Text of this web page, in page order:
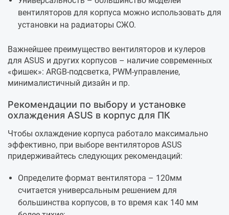
вентиляторов для корпуса можно использовать для
установки на радиаторы СЖО.
Важнейшее преимущество вентиляторов и кулеров
для ASUS и других корпусов – наличие современных
«фишек»: ARGB-подсветка, PWM-управление,
минималистичный дизайн и пр.
Рекомендации по выбору и установке
охлаждения ASUS в корпус для ПК
Чтобы охлаждение корпуса работало максимально
эффективно, при выборе вентиляторов ASUS
придерживайтесь следующих рекомендаций:
Определите формат вентилятора – 120мм
считается универсальным решением для
большинства корпусов, в то время как 140 мм